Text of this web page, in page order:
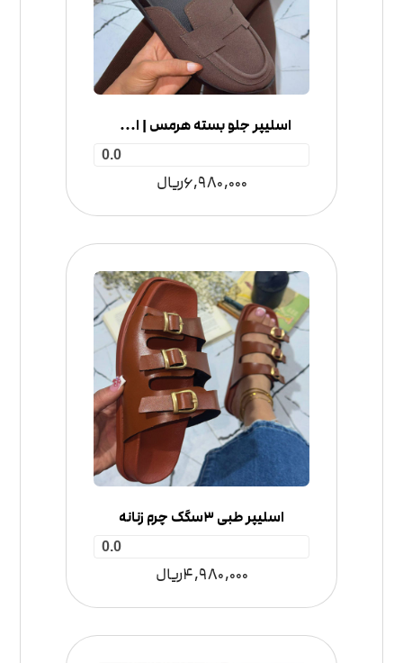
اسلیپر جلو بسته هرمس | اسلیپر پاییزه زنانه
0.0
6,980,000ریال
اسلیپر طبی 3سگک چرم زنانه
0.0
4,980,000ریال